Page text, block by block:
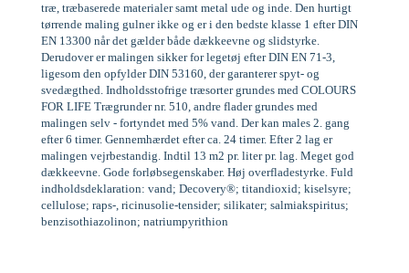
træ, træbaserede materialer samt metal ude og inde. Den hurtigt
tørrende maling gulner ikke og er i den bedste klasse 1 efter DIN
EN 13300 når det gælder både dækkeevne og slidstyrke.
Derudover er malingen sikker for legetøj efter DIN EN 71-3,
ligesom den opfylder DIN 53160, der garanterer spyt- og
svedægthed. Indholdsstofrige træsorter grundes med COLOURS
FOR LIFE Trægrunder nr. 510, andre flader grundes med
malingen selv - fortyndet med 5% vand. Der kan males 2. gang
efter 6 timer. Gennemhærdet efter ca. 24 timer. Efter 2 lag er
malingen vejrbestandig. Indtil 13 m2 pr. liter pr. lag. Meget god
dækkeevne. Gode forløbsegenskaber. Høj overfladestyrke. Fuld
indholdsdeklaration: vand; Decovery®; titandioxid; kiselsyre;
cellulose; raps-, ricinusolie-tensider; silikater; salmiakspiritus;
benzisothiazolinon; natriumpyrithion